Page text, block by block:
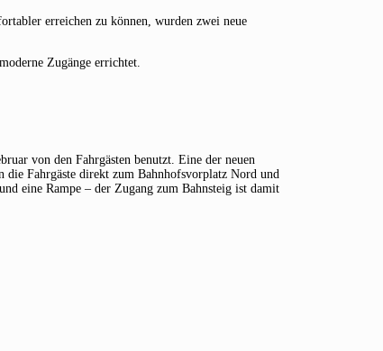
erreichen zu können, wurden zwei neue
Zugänge errichtet.
von den Fahrgästen benutzt. Eine der neuen
die Fahrgäste direkt zum Bahnhofsvorplatz Nord und
eine Rampe – der Zugang zum Bahnsteig ist damit